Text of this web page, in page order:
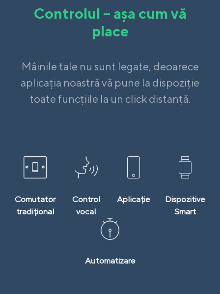
Controlul – așa cum vă
place
Mâinile tale nu sunt legate, deoarece
aplicația noastră vă pune la dispoziție
toate funcțiile la un click distanță.
Comutator
tradițional
Control
vocal
Aplicație
Dispozitive
Smart
Automatizare